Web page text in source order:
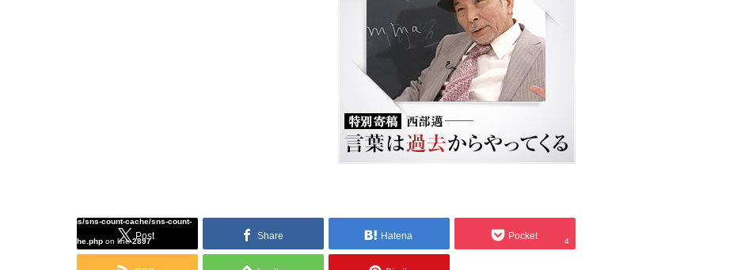
Post
content/plugins/sns-count-cache/sns-count-
cache.php on line2897 Share Hatena Pocket 4